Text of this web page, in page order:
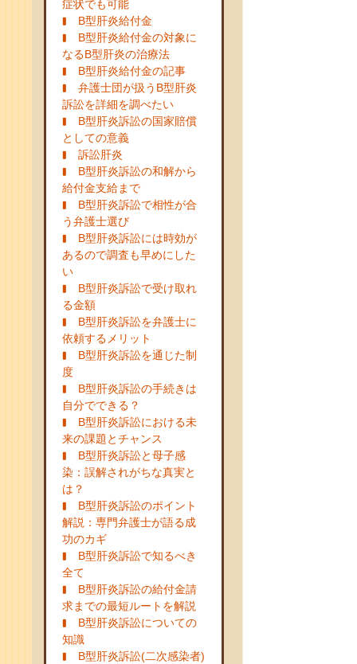
症状でも可能
B型肝炎給付金
B型肝炎給付金の対象に
なるB型肝炎の治療法
B型肝炎給付金の記事
弁護士団が扱うB型肝炎
訴訟を詳細を調べたい
B型肝炎訴訟の国家賠償
としての意義
訴訟肝炎
B型肝炎訴訟の和解から
給付金支給まで
B型肝炎訴訟で相性が合
う弁護士選び
B型肝炎訴訟には時効が
あるので調査も早めにした
い
B型肝炎訴訟で受け取れ
る金額
B型肝炎訴訟を弁護士に
依頼するメリット
B型肝炎訴訟を通じた制
度
B型肝炎訴訟の手続きは
自分でできる？
B型肝炎訴訟における未
来の課題とチャンス
B型肝炎訴訟と母子感
染：誤解されがちな真実と
は？
B型肝炎訴訟のポイント
解説：専門弁護士が語る成
功のカギ
B型肝炎訴訟で知るべき
全て
B型肝炎訴訟の給付金請
求までの最短ルートを解説
B型肝炎訴訟についての
知識
B型肝炎訴訟(二次感染者)